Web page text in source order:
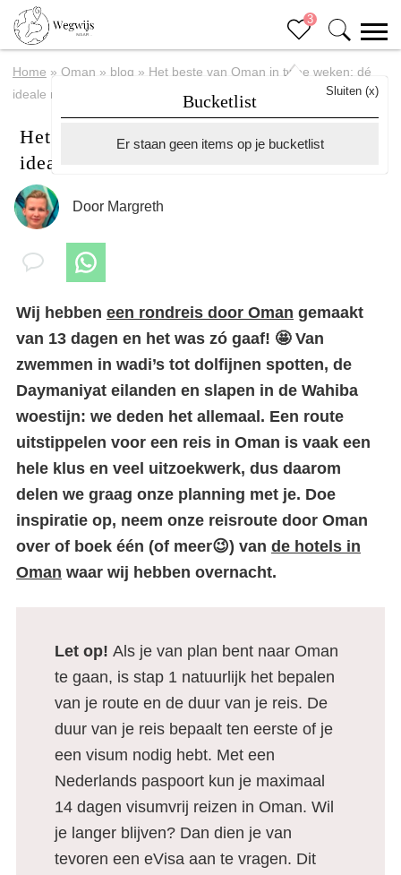
3
Bucketlist
Sluiten (x)
Er staan geen items op je bucketlist
Home » Oman » blog » Het beste van Oman in twee weken: dé
ideale reisroute door Oman
Het beste van Oman in twee weken: dé
ideale reisroute door Oman
Door Margreth
Wij hebben een rondreis door Oman gemaakt
van 13 dagen en het was zó gaaf! 🤩 Van
zwemmen in wadi’s tot dolfijnen spotten, de
Daymaniyat eilanden en slapen in de Wahiba
woestijn: we deden het allemaal. Een route
uitstippelen voor een reis in Oman is vaak een
hele klus en veel uitzoekwerk, dus daarom
delen we graag onze planning met je. Doe
inspiratie op, neem onze reisroute door Oman
over of boek één (of meer😉) van de hotels in
Oman waar wij hebben overnacht.
Let op! Als je van plan bent naar Oman
te gaan, is stap 1 natuurlijk het bepalen
van je route en de duur van je reis. De
duur van je reis bepaalt ten eerste of je
een visum nodig hebt. Met een
Nederlands paspoort kun je maximaal
14 dagen visumvrij reizen in Oman. Wil
je langer blijven? Dan dien je van
tevoren een eVisa aan te vragen. Dit